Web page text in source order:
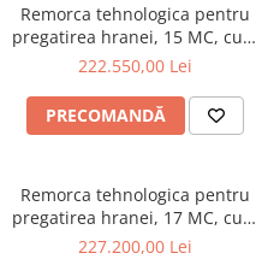
Remorca tehnologica pentru
pregatirea hranei, 15 MC, cu 2
snecuri, sistem vertical,
222.550,00 Lei
PRECOMANDĂ
Remorca tehnologica pentru
pregatirea hranei, 17 MC, cu 2
snecuri, sistem vertical,
227.200,00 Lei